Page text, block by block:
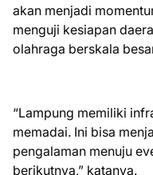
akan menjadi
menguji kesiapan
olahraga berskala
“Lampung memiliki
memadai. Ini bisa
pengalaman menuju
berikutnya,” katanya.